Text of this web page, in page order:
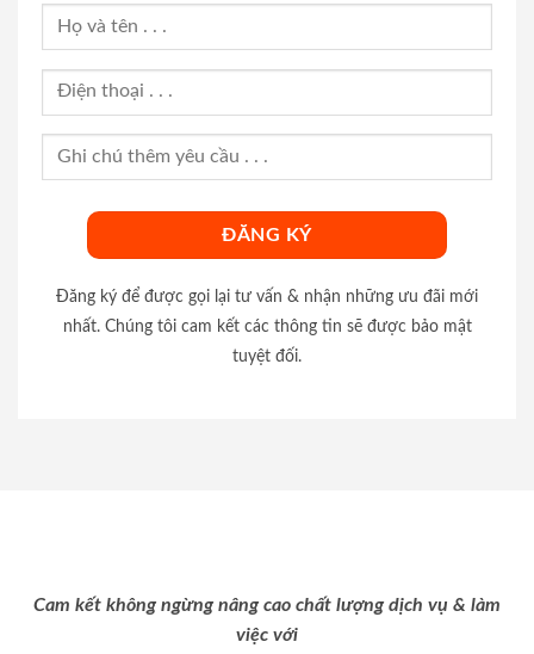
Đăng ký để được gọi lại tư vấn & nhận những ưu đãi mới
nhất. Chúng tôi cam kết các thông tin sẽ được bảo mật
tuyệt đối.
Cam kết không ngừng nâng cao chất lượng dịch vụ & làm
việc với